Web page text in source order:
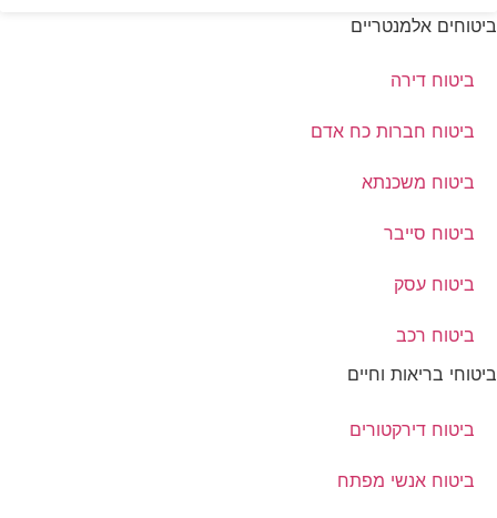
ביטוחים אלמנטריים
ביטוח דירה
ביטוח חברות כח אדם
ביטוח משכנתא
ביטוח סייבר
ביטוח עסק
ביטוח רכב
ביטוחי בריאות וחיים
ביטוח דירקטורים
ביטוח אנשי מפתח